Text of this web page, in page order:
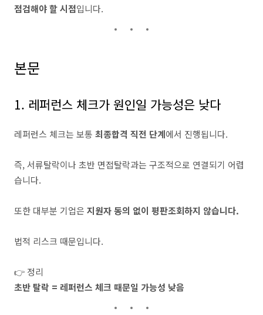
점검해야 할 시점입니다.
본문
1. 레퍼런스 체크가 원인일 가능성은 낮다
레퍼런스 체크는 보통 최종합격 직전 단계에서 진행됩니다.
즉, 서류탈락이나 초반 면접탈락과는 구조적으로 연결되기 어렵
습니다.
또한 대부분 기업은 지원자 동의 없이 평판조회하지 않습니다.
법적 리스크 때문입니다.
👉 정리
초반 탈락 = 레퍼런스 체크 때문일 가능성 낮음